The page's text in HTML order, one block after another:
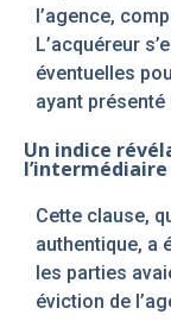
l’agence,
L’acquéreur
éventuelles
ayant présenté
Un indice
l’intermédiaire
Cette clause,
authentique, a
les parties
éviction de